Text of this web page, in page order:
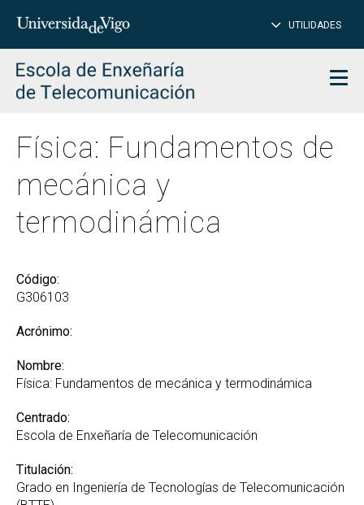
Insertar
para
buscar
UTILIDADES
Física: Fundamentos de
mecánica y
termodinámica
Código:
G306103
Acrónimo:
Nombre:
Física: Fundamentos de mecánica y termodinámica
Centrado:
Escola de Enxeñaría de Telecomunicación
Titulación:
Grado en Ingeniería de Tecnologías de Telecomunicación